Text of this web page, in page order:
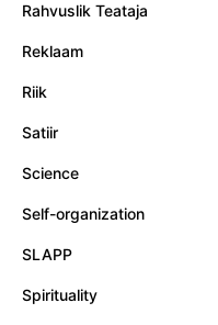
Rahvuslik Teataja
Reklaam
Riik
Satiir
Science
Self-organization
SLAPP
Spirituality